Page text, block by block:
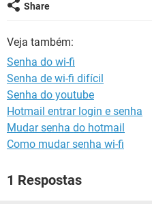
INSTAGRAM
INSTAGRAM
GUIA DE COMPRAS
Share
Veja também:
Senha do wi-fi
Senha de wi-fi difícil
Senha do youtube
Hotmail entrar login e senha
Mudar senha do hotmail
Como mudar senha wi-fi
1 Respostas